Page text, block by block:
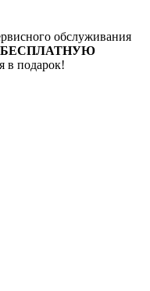
обслуживания
БЕСПЛАТНУЮ
в подарок!